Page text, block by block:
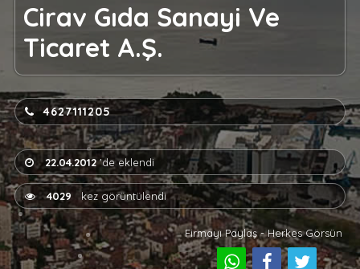
Cirav Gıda Sanayi Ve
Ticaret A.Ş.
4627111205
22.04.2012'de eklendi
4029 kez görüntülendi
Firmayı Paylaş - Herkes Görsün